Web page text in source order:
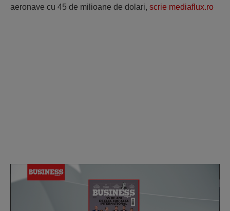
aeronave cu 45 de milioane de dolari, scrie mediaflux.ro